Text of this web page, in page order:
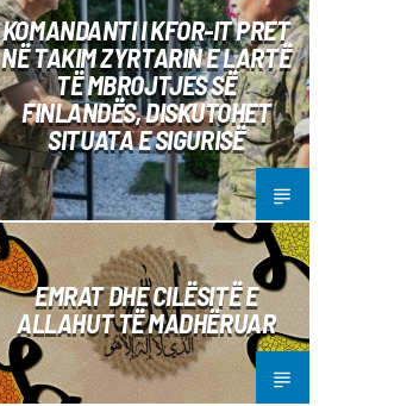
KOMANDANTI I KFOR-IT PRET
NË TAKIM ZYRTARIN E LARTË
TË MBROJTJES SË
FINLANDËS, DISKUTOHET
SITUATA E SIGURISË
EMRAT DHE CILËSITË E
ALLAHUT TË MADHËRUAR